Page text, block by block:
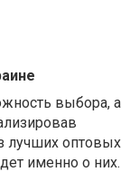
выбора, а
лучших оптовых
именно о них.